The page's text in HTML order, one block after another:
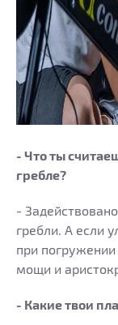
- Что ты
гребле?
-
гребли. А если
при
мощи и
- Какие твои